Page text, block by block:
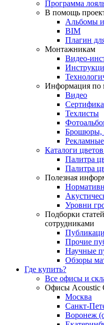
Программа
В помощь
Альбомы
BIM
Плагин
Монтажникам
Видео-
Информация по
Видео
Техлисты
Брошюры,
Каталоги
Палитра
Палитра
Полезная
Уровни
Подборки
сотрудниками
Прочие
Научные
Обзоры
Где купить?
Все офисы и
Офисы Acoustic
Москва
Санкт-
Воронеж